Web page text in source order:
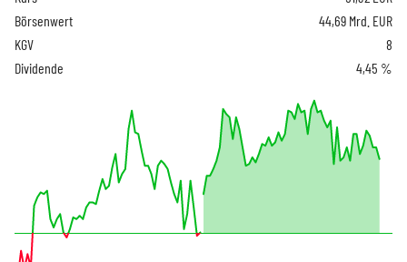
Börsenwert
44,69 Mrd. EUR
KGV
8
Dividende
4,45 %